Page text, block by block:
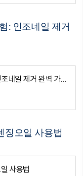
: 인조네일 제거
미용사(네일) 실기시험: 인조네일 제거 완벽 가이드
징오일 사용법
사용법